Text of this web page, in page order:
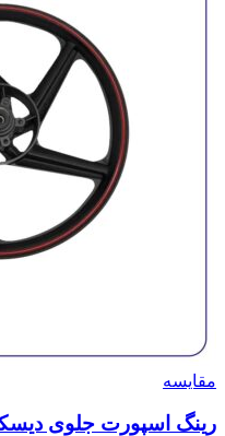
مقایسه
رینگ اسپورت جلوی دیسکی